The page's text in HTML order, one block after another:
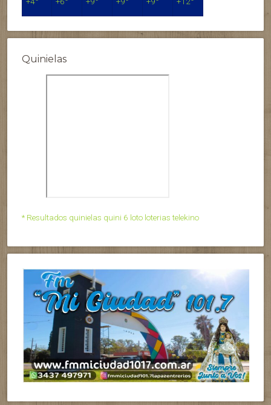
Quinielas
* Resultados quinielas quini 6 loto loterias telekino